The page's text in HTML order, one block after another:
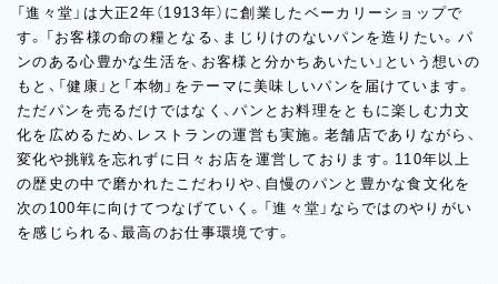
「進々堂」は大正2年（1913年）に創業したベーカリーショップで
す。「お客様の命の糧となる、まじりけのないパンを造りたい。パ
ンのある心豊かな生活を、お客様と分かちあいたい」という想いの
もと、「健康」と「本物」をテーマに美味しいパンを届けています。
ただパンを売るだけではなく、パンとお料理をともに楽しむ力文
化を広めるため、レストランの運営も実施。老舗店でありながら、
変化や挑戦を忘れずに日々お店を運営しております。110年以上
の歴史の中で磨かれたこだわりや、自慢のパンと豊かな食文化を
次の100年に向けてつなげていく。「進々堂」ならではのやりがい
を感じられる、最高のお仕事環境です。